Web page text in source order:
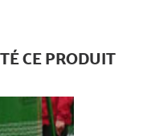
CE PRODUIT